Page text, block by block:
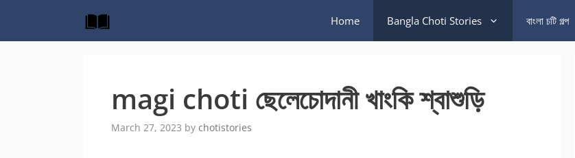
content
Home Bangla Choti Stories বাংলা চটি গল্প
magi choti ছেলেচোদানী খাংকি শ্বাশুড়ি
March 27, 2023 by chotistories